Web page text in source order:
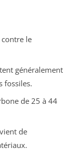
le
généralement
fossiles.
de 25 à 44
de